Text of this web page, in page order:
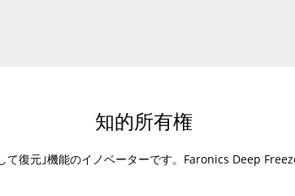
知的所有権
復元｣機能のイノベーターです。Faronics Deep